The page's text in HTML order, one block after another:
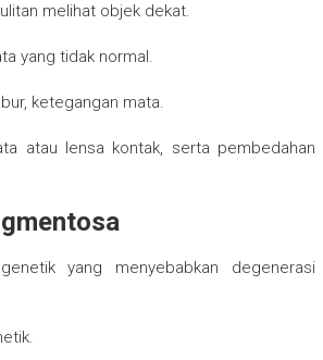
melihat objek dekat.
yang tidak normal.
ketegangan mata.
atau lensa kontak, serta pembedahan
yang menyebabkan degenerasi